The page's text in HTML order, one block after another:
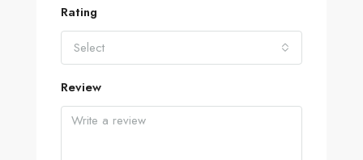
Rating
Select
Review